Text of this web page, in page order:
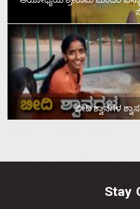
ಬೀದಿ ಶ್ವಾನಗಳ
Stay